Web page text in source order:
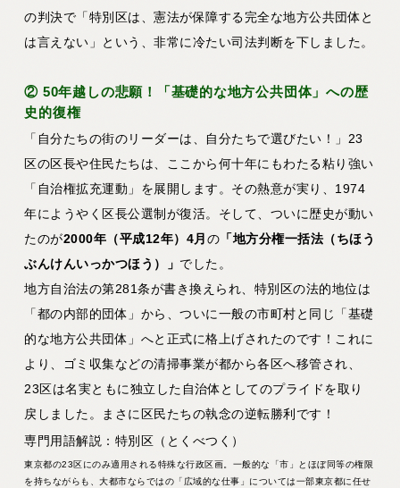
の判決で「特別区は、憲法が保障する完全な地方公共団体と
は言えない」という、非常に冷たい司法判断を下しました。
② 50年越しの悲願！「基礎的な地方公共団体」への歴
史的復権
「自分たちの街のリーダーは、自分たちで選びたい！」23
区の区長や住民たちは、ここから何十年にもわたる粘り強い
「自治権拡充運動」を展開します。その熱意が実り、1974
年にようやく区長公選制が復活。そして、ついに歴史が動い
たのが2000年（平成12年）4月 の 「地方分権一括法（ちほう
ぶんけんいっかつほう）」 でした。
地方自治法の第281条が書き換えられ、特別区の法的地位は
「都の内部的団体」から、ついに一般の市町村と同じ
「基礎
的な地方公共団体」へと正式に格上げされたのです！これに
より、ゴミ収集などの清掃事業が都から各区へ移管され、
23区は名実ともに独立した自治体としてのプライドを取り
戻しました。まさに区民たちの執念の逆転勝利です！
専門用語解説：特別区（とくべつく）
東京都の23区にのみ適用される特殊な行政区画。一般的な「市」とほぼ同等の権限
を持ちながらも、大都市ならではの「広域的な仕事」については一部東京都に任せ